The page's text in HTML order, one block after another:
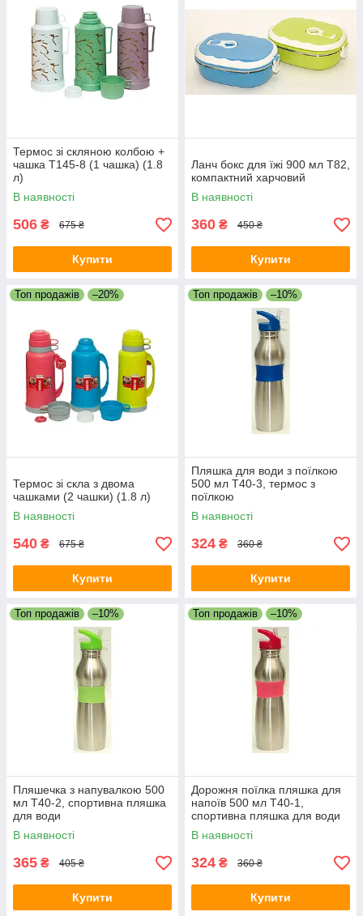
Термос зі скляною колбою +
чашка T145-8 (1 чашка) (1.8
л)
В наявності
506 ₴ 675 ₴
Купити
Ланч бокс для їжі 900 мл T82,
компактний харчовий
В наявності
360 ₴ 450 ₴
Купити
Топ продажів –20%
Термос зі скла з двома
чашками (2 чашки) (1.8 л)
В наявності
540 ₴ 675 ₴
Купити
Топ продажів –10%
Пляшка для води з поїлкою
500 мл T40-3, термос з
поїлкою
В наявності
324 ₴ 360 ₴
Купити
Топ продажів –10%
Пляшечка з напувалкою 500
мл T40-2, спортивна пляшка
для води
В наявності
365 ₴ 405 ₴
Купити
Топ продажів –10%
Дорожня поїлка пляшка для
напоїв 500 мл T40-1,
спортивна пляшка для води
В наявності
324 ₴ 360 ₴
Купити